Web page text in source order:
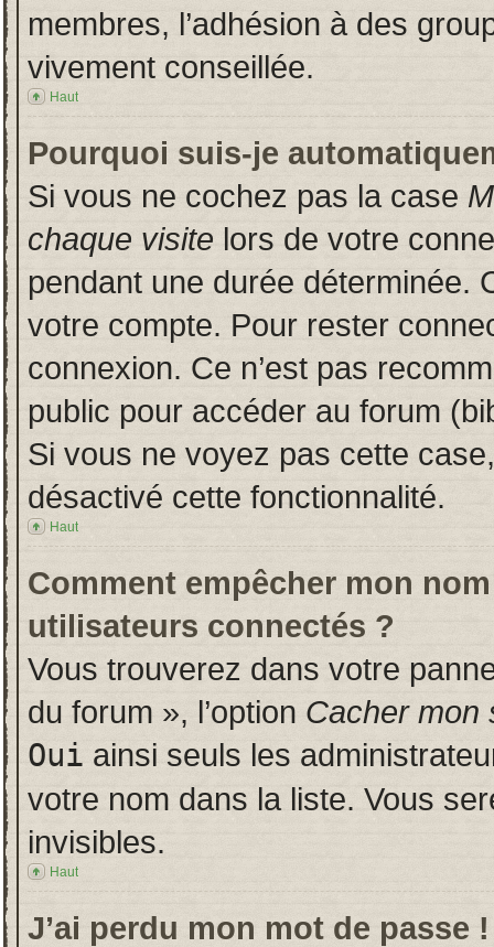
membres, l’adhésion à des
vivement conseillée.
Haut
Pourquoi suis-je
Si vous ne cochez pas la case
chaque visite lors de votre
pendant une durée déterminée.
votre compte. Pour rester
connexion. Ce n’est pas
public pour accéder au forum
Si vous ne voyez pas cette
désactivé cette fonctionnalité.
Haut
Comment empêcher mon
utilisateurs connectés ?
Vous trouverez dans votre
du forum », l’option Cacher mon
Oui ainsi seuls les
votre nom dans la liste. Vous
invisibles.
Haut
J’ai perdu mon mot de passe !